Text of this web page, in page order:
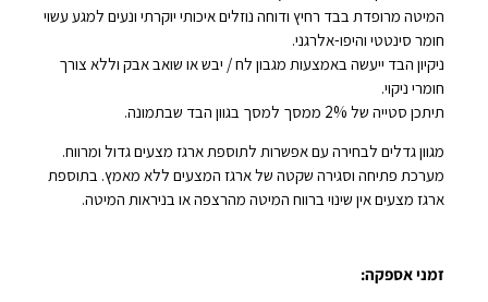
המיטה מרופדת בבד רחיץ ודוחה נוזלים איכותי יוקרתי ונעים למגע עשוי
חומר סינטטי והיפו-אלרגני.
ניקיון הבד ייעשה באמצעות מגבון לח / יבש או שואב אבק וללא צורך
חומרי ניקוי.
תיתכן סטייה של 2% ממסך למסך בגוון הבד שבתמונה.
מגוון גדלים לבחירה עם אפשרות לתוספת ארגז מצעים גדול ומרווח.
מערכת פתיחה וסגירה שקטה של ארגז המצעים ללא מאמץ. בתוספת
ארגז מצעים אין שינוי ברווח המיטה מהרצפה או בניראות המיטה.
זמני אספקה: